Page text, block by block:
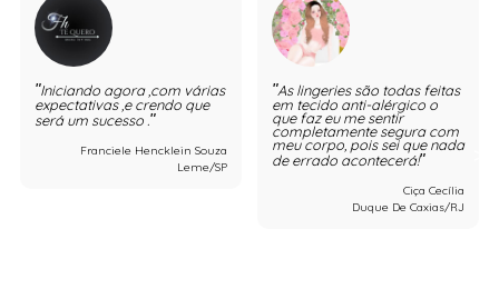
Iniciando agora ,com várias
expectativas ,e crendo que
será um sucesso .
Franciele Hencklein Souza
Leme/SP
As lingeries são todas feitas
em tecido anti-alérgico o
que faz eu me sentir
completamente segura com
meu corpo, pois sei que nada
de errado acontecerá!
Ciça Cecília
Duque De Caxias/RJ